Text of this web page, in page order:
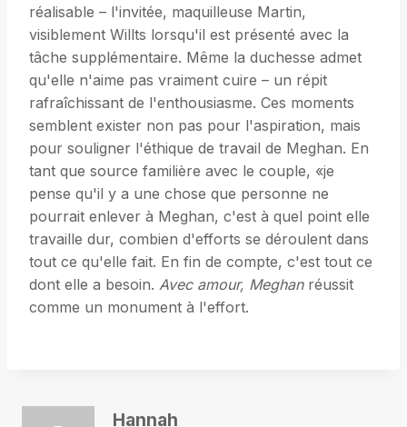
réalisable – l'invitée, maquilleuse Martin,
visiblement Willts lorsqu'il est présenté avec la
tâche supplémentaire. Même la duchesse admet
qu'elle n'aime pas vraiment cuire – un répit
rafraîchissant de l'enthousiasme. Ces moments
semblent exister non pas pour l'aspiration, mais
pour souligner l'éthique de travail de Meghan. En
tant que source familière avec le couple, «je
pense qu'il y a une chose que personne ne
pourrait enlever à Meghan, c'est à quel point elle
travaille dur, combien d'efforts se déroulent dans
tout ce qu'elle fait. En fin de compte, c'est tout ce
dont elle a besoin. Avec amour, Meghanréussit
comme un monument à l'effort.
Hannah